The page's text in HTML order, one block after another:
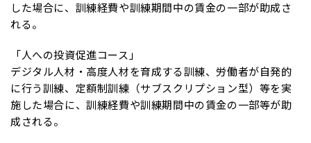
した場合に、訓練経費や訓練期間中の賃金の一部が助成さ
れる。
「人への投資促進コース」
デジタル人材・高度人材を育成する訓練、労働者が自発的
に行う訓練、定額制訓練（サブスクリプション型）等を実
施した場合に、訓練経費や訓練期間中の賃金の一部等が助
成される。